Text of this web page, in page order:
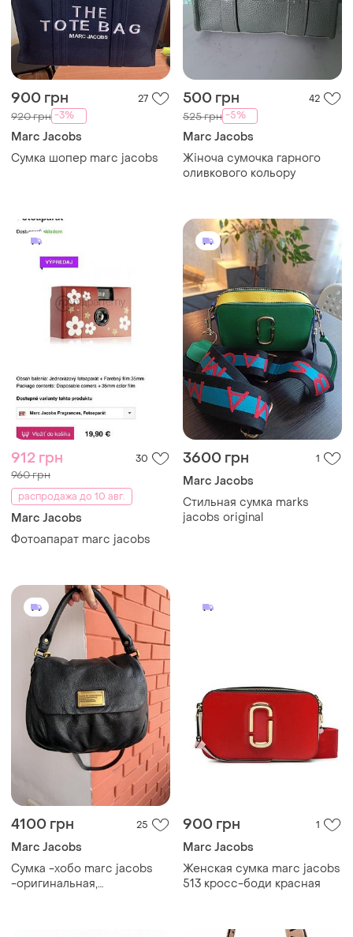
900 грн 27
920 грн -3%
Marc Jacobs
Сумка шопер marc jacobs
500 грн 42
525 грн -5%
Marc Jacobs
Жіноча сумочка гарного
оливкового кольору
912 грн 30
960 грн
распродажа до 10 авг.
Marc Jacobs
Фотоапарат marc jacobs
3600 грн 1
Marc Jacobs
Стильная сумка marks
jacobs original
4100 грн 25
Marc Jacobs
Сумка -хобо marc jacobs
-оригинальная,
900 грн 1
Marc Jacobs
Женская сумка marc jacobs
513 кросс-боди красная